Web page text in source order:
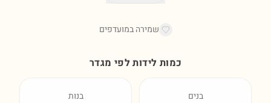
שמירה במועדפים
כמות לידות לפי מגדר
בנים בנות